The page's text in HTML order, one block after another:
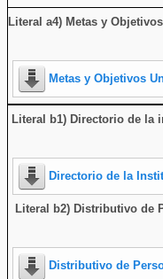
Literal a4) Metas y
Metas y Objetivos
Literal b1) Directorio de la
Directorio de la
Literal b2) Distributivo de
Distributivo de